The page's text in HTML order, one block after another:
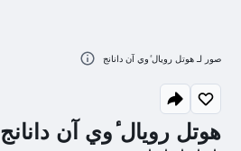
هوتل رويال ٔوي آن دانانج
صور لـ هوتل رويال ٔوي آن دانانج